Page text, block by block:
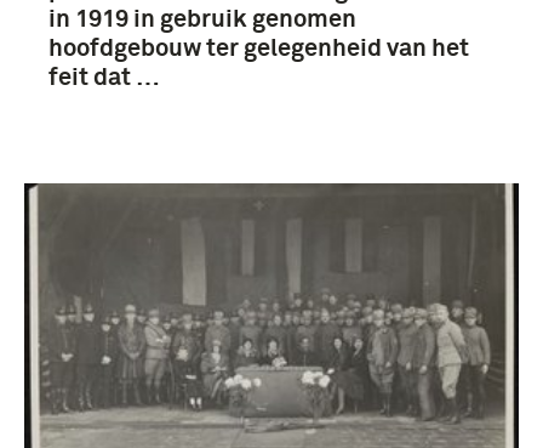
in 1919 in gebruik genomen
hoofdgebouw ter gelegenheid van het
feit dat …